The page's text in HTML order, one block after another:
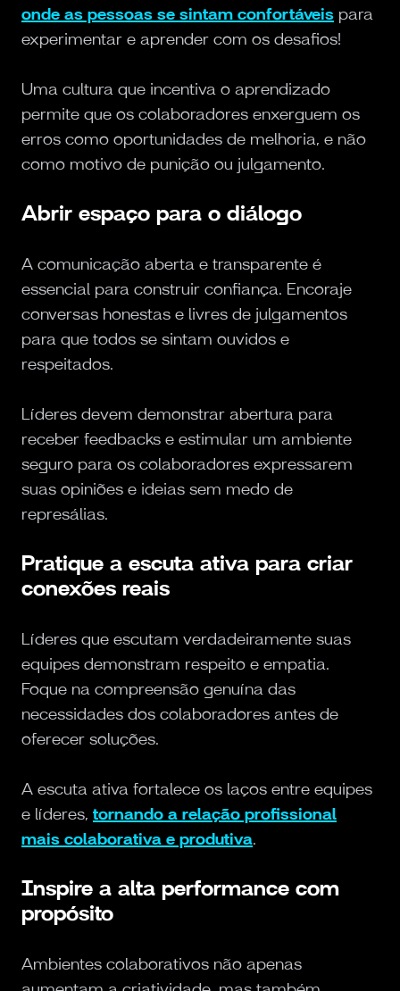
onde as pessoas se sintam confortáveis para
experimentar e aprender com os desafios!
Uma cultura que incentiva o aprendizado
permite que os colaboradores enxerguem os
erros como oportunidades de melhoria, e não
como motivo de punição ou julgamento.
Abrir espaço para o diálogo
A comunicação aberta e transparente é
essencial para construir confiança. Encoraje
conversas honestas e livres de julgamentos
para que todos se sintam ouvidos e
respeitados.
Líderes devem demonstrar abertura para
receber feedbacks e estimular um ambiente
seguro para os colaboradores expressarem
suas opiniões e ideias sem medo de
represálias.
Pratique a escuta ativa para criar
conexões reais
Líderes que escutam verdadeiramente suas
equipes demonstram respeito e empatia.
Foque na compreensão genuína das
necessidades dos colaboradores antes de
oferecer soluções.
A escuta ativa fortalece os laços entre equipes
e líderes, tornando a relação profissional
mais colaborativa e produtiva.
Inspire a alta performance com
propósito
Ambientes colaborativos não apenas